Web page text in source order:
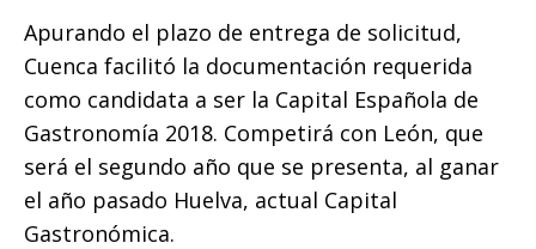
Apurando el plazo de entrega de solicitud,
Cuenca facilitó la documentación requerida
como candidata a ser la Capital Española de
Gastronomía 2018. Competirá con León, que
será el segundo año que se presenta, al ganar
el año pasado Huelva, actual Capital
Gastronómica.